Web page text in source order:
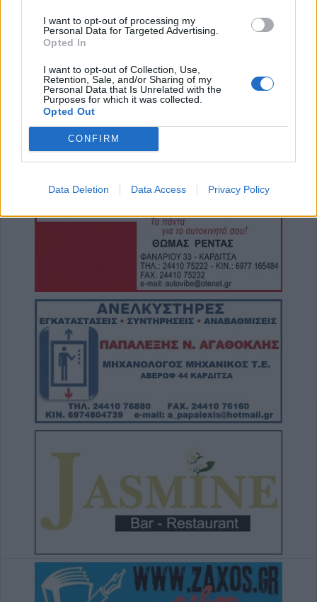
I want to opt-out of processing my
Personal Data for Targeted Advertising.
Opted In
I want to opt-out of Collection, Use,
Retention, Sale, and/or Sharing of my
Personal Data that Is Unrelated with the
Purposes for which it was collected.
Opted Out
CONFIRM
Data Deletion Data Access Privacy Policy
Το Σάββατο 8 Αυγούστου το 40ήμερο
μνημόσυνο του Κωνσταντίνου
Αναγνωστόπουλου
5 Αυγούστου 2026, 20:49
Εκδήλωση μνήμης για Χιροσίμα -
παρέμβαση από την Επιτροπή Ειρήνης
Καρδίτσας (+Φωτο +Βίντεο)
Ο Φονσέκα απέκλεισε τον Τσιτσιπά από το
Το Σάββατο 8 Αυγούστου το 40ήμερο
μνημόσυνο της Κωνσταντίας Γεωρ.
Γιαννουσά - Τσιούκα
5 Αυγούστου 2026, 20:25
Το Σάββατο 8 Αυγούστου το 40ήμερο
μνημόσυνο του Δημήτριου Παππά
5 Αυγούστου 2026, 20:15
Η Ε.Ο.Α.Σ.Κ. καταδικάζει τη σύλληψη του
προέδρου του Εργατικού Κέντρου Λάρισας
5 Αυγούστου 2026, 19:42
Μουζακίου με την απόκτηση του Γιάννη
5 Αυγούστου 2026, 19:38
Τρεις συλλήψεις για εμπρησμούς από
αμέλεια σε Τρίκαλα, Αττική και Πρέβεζα
Άμεση κρατική αρωγή και στήριξη των
πληγέντων - Το σχέδιο αποκατάστασης των